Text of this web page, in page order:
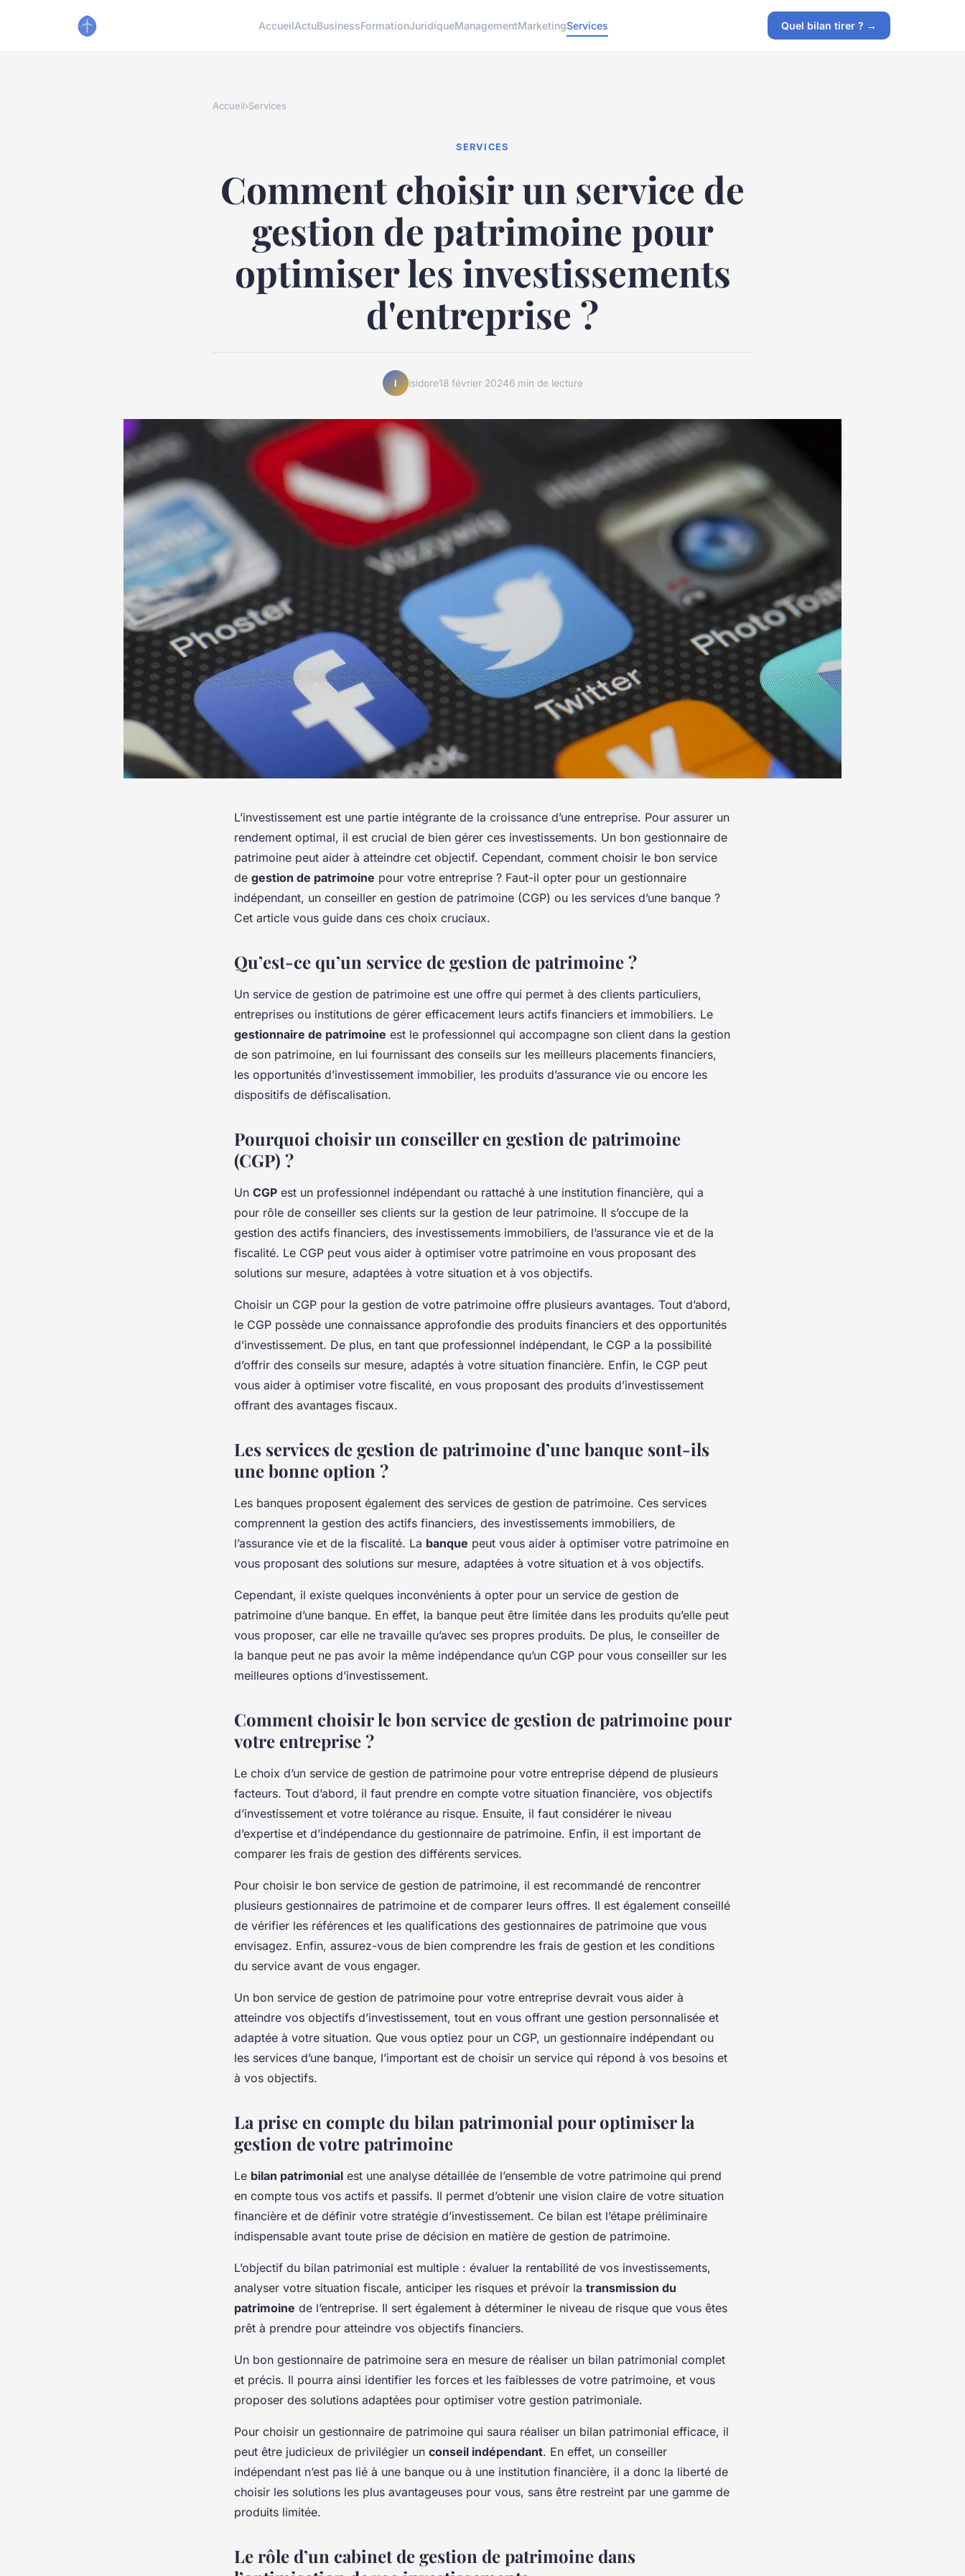
AccueilActuBusinessFormationJuridiqueManagementMarketingServices Quel bilan tirer ? →
Accueil›Services
SERVICES
Comment choisir un service de
gestion de patrimoine pour
optimiser les investissements
d'entreprise ?
I isidore18 février 20246 min de lecture
L’investissement est une partie intégrante de la croissance d’une entreprise. Pour assurer un
rendement optimal, il est crucial de bien gérer ces investissements. Un bon gestionnaire de
patrimoine peut aider à atteindre cet objectif. Cependant, comment choisir le bon service
de gestion de patrimoine pour votre entreprise ? Faut-il opter pour un gestionnaire
indépendant, un conseiller en gestion de patrimoine (CGP) ou les services d’une banque ?
Cet article vous guide dans ces choix cruciaux.
Qu’est-ce qu’un service de gestion de patrimoine ?
Un service de gestion de patrimoine est une offre qui permet à des clients particuliers,
entreprises ou institutions de gérer efficacement leurs actifs financiers et immobiliers. Le
gestionnaire de patrimoine est le professionnel qui accompagne son client dans la gestion
de son patrimoine, en lui fournissant des conseils sur les meilleurs placements financiers,
les opportunités d’investissement immobilier, les produits d’assurance vie ou encore les
dispositifs de défiscalisation.
Pourquoi choisir un conseiller en gestion de patrimoine
(CGP) ?
Un CGP est un professionnel indépendant ou rattaché à une institution financière, qui a
pour rôle de conseiller ses clients sur la gestion de leur patrimoine. Il s’occupe de la
gestion des actifs financiers, des investissements immobiliers, de l’assurance vie et de la
fiscalité. Le CGP peut vous aider à optimiser votre patrimoine en vous proposant des
solutions sur mesure, adaptées à votre situation et à vos objectifs.
Choisir un CGP pour la gestion de votre patrimoine offre plusieurs avantages. Tout d’abord,
le CGP possède une connaissance approfondie des produits financiers et des opportunités
d’investissement. De plus, en tant que professionnel indépendant, le CGP a la possibilité
d’offrir des conseils sur mesure, adaptés à votre situation financière. Enfin, le CGP peut
vous aider à optimiser votre fiscalité, en vous proposant des produits d’investissement
offrant des avantages fiscaux.
Les services de gestion de patrimoine d’une banque sont-ils
une bonne option ?
Les banques proposent également des services de gestion de patrimoine. Ces services
comprennent la gestion des actifs financiers, des investissements immobiliers, de
l’assurance vie et de la fiscalité. La banque peut vous aider à optimiser votre patrimoine en
vous proposant des solutions sur mesure, adaptées à votre situation et à vos objectifs.
Cependant, il existe quelques inconvénients à opter pour un service de gestion de
patrimoine d’une banque. En effet, la banque peut être limitée dans les produits qu’elle peut
vous proposer, car elle ne travaille qu’avec ses propres produits. De plus, le conseiller de
la banque peut ne pas avoir la même indépendance qu’un CGP pour vous conseiller sur les
meilleures options d’investissement.
Comment choisir le bon service de gestion de patrimoine pour
votre entreprise ?
Le choix d’un service de gestion de patrimoine pour votre entreprise dépend de plusieurs
facteurs. Tout d’abord, il faut prendre en compte votre situation financière, vos objectifs
d’investissement et votre tolérance au risque. Ensuite, il faut considérer le niveau
d’expertise et d’indépendance du gestionnaire de patrimoine. Enfin, il est important de
comparer les frais de gestion des différents services.
Pour choisir le bon service de gestion de patrimoine, il est recommandé de rencontrer
plusieurs gestionnaires de patrimoine et de comparer leurs offres. Il est également conseillé
de vérifier les références et les qualifications des gestionnaires de patrimoine que vous
envisagez. Enfin, assurez-vous de bien comprendre les frais de gestion et les conditions
du service avant de vous engager.
Un bon service de gestion de patrimoine pour votre entreprise devrait vous aider à
atteindre vos objectifs d’investissement, tout en vous offrant une gestion personnalisée et
adaptée à votre situation. Que vous optiez pour un CGP, un gestionnaire indépendant ou
les services d’une banque, l’important est de choisir un service qui répond à vos besoins et
à vos objectifs.
La prise en compte du bilan patrimonial pour optimiser la
gestion de votre patrimoine
Le bilan patrimonial est une analyse détaillée de l’ensemble de votre patrimoine qui prend
en compte tous vos actifs et passifs. Il permet d’obtenir une vision claire de votre situation
financière et de définir votre stratégie d’investissement. Ce bilan est l’étape préliminaire
indispensable avant toute prise de décision en matière de gestion de patrimoine.
L’objectif du bilan patrimonial est multiple : évaluer la rentabilité de vos investissements,
analyser votre situation fiscale, anticiper les risques et prévoir la transmission du
patrimoine de l’entreprise. Il sert également à déterminer le niveau de risque que vous êtes
prêt à prendre pour atteindre vos objectifs financiers.
Un bon gestionnaire de patrimoine sera en mesure de réaliser un bilan patrimonial complet
et précis. Il pourra ainsi identifier les forces et les faiblesses de votre patrimoine, et vous
proposer des solutions adaptées pour optimiser votre gestion patrimoniale.
Pour choisir un gestionnaire de patrimoine qui saura réaliser un bilan patrimonial efficace, il
peut être judicieux de privilégier un conseil indépendant. En effet, un conseiller
indépendant n’est pas lié à une banque ou à une institution financière, il a donc la liberté de
choisir les solutions les plus avantageuses pour vous, sans être restreint par une gamme de
produits limitée.
Le rôle d’un cabinet de gestion de patrimoine dans